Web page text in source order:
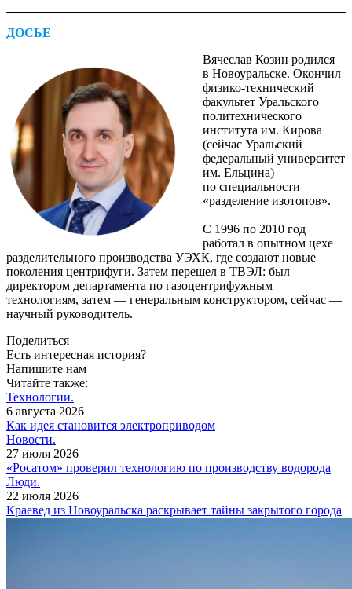
ДОСЬЕ
Вячеслав Козин родился
в Новоуральске. Окончил
физико-­технический
факультет Уральского
политехнического
института им. Кирова
(сейчас Уральский
федеральный университет
им. Ельцина)
по специальности
«разделение изотопов».
С 1996 по 2010 год
работал в опытном цехе
разделительного производства УЭХК, где создают новые
поколения центрифуги. Затем перешел в ТВЭЛ: был
директором департамента по газоцентрифужным
технологиям, затем — ​генеральным конструктором, сейчас — ​
научный руководитель.
Поделиться
Есть интересная история?
Напишите нам
Читайте также:
Технологии.
6 августа 2026
Как идея становится электроприводом
Новости.
27 июля 2026
«Росатом» проверил технологию по производству водорода
Люди.
22 июля 2026
Краевед из Новоуральска раскрывает тайны закрытого города